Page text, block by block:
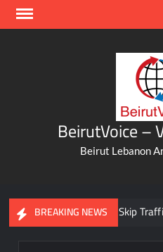
Skip
BeirutVoice –
Beirut Lebanon
BREAKING NEWS
You Can Now Skip Traffic